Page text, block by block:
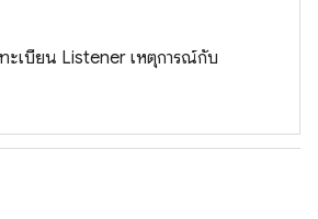
ะเบียน Listener เหตุการณ์กับ